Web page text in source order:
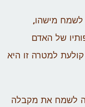
לשמח מישהו,
של האדם
למטרה זו היא
לשמח את מקבלה